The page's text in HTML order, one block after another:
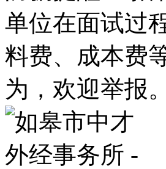
单位在面试过
料费、成本费
为，欢迎举报。